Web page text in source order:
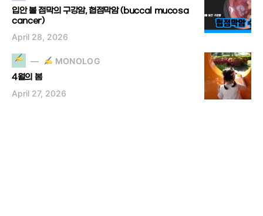
입안 볼 점막의 구강암, 협점막암 (buccal mucosa
cancer)
April 28, 2026
MONOLOG
4월의 봄
April 27, 2026